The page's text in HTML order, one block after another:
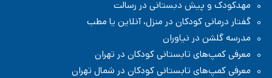
مهدکودک و پیش دبستانی در رسالت
گفتار درمانی کودکان در منزل، آنلاین یا مطب
مدرسه گلشن در نیاوران
معرفی کمپ‌های تابستانی کودکان در تهران
معرفی کمپ‌های تابستانی کودکان در شمال تهران